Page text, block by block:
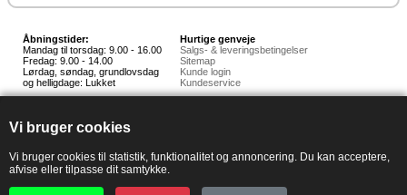
Vi bruger cookies
Vi bruger cookies til statistik, funktionalitet og annoncering. Du kan acceptere,
afvise eller tilpasse dit samtykke.
Åbningstider:
Mandag til torsdag: 9.00 - 16.00
Fredag: 9.00 - 14.00
Lørdag, søndag, grundlovsdag
og helligdage: Lukket
Hurtige genveje
Salgs- & leveringsbetingelser
Sitemap
Kunde login
Kundeservice
Hunnerupvej 3, 6920 Videbæk
E-mail:salg@hedestoker.dk
PA: